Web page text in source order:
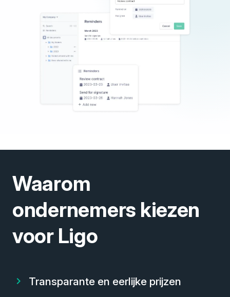
Waarom
ondernemers kiezen
voor Ligo
Transparante en eerlijke prijzen